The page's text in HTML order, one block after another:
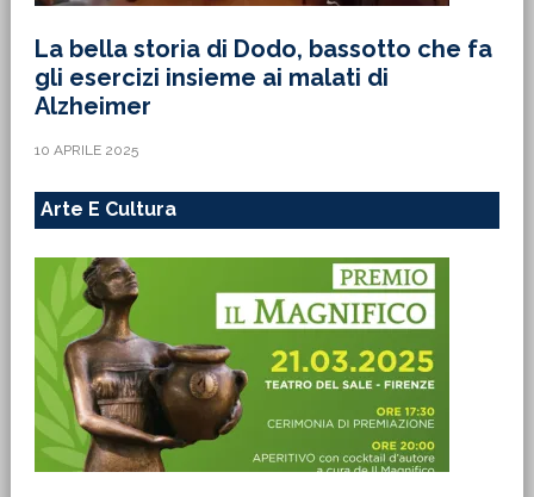
La bella storia di Dodo, bassotto che fa
gli esercizi insieme ai malati di
Alzheimer
10 APRILE 2025
Arte E Cultura